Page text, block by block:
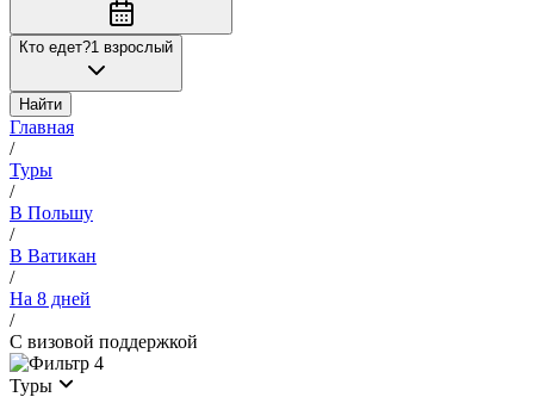
Кто едет?1 взрослый
Найти
Главная
/
Туры
/
В Польшу
/
В Ватикан
/
На 8 дней
/
С визовой поддержкой
4
Туры